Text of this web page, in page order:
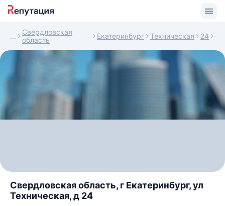
Свердловская
область
Екатеринбург Техническая 24
Свердловская область, г Екатеринбург, ул
Техническая, д 24